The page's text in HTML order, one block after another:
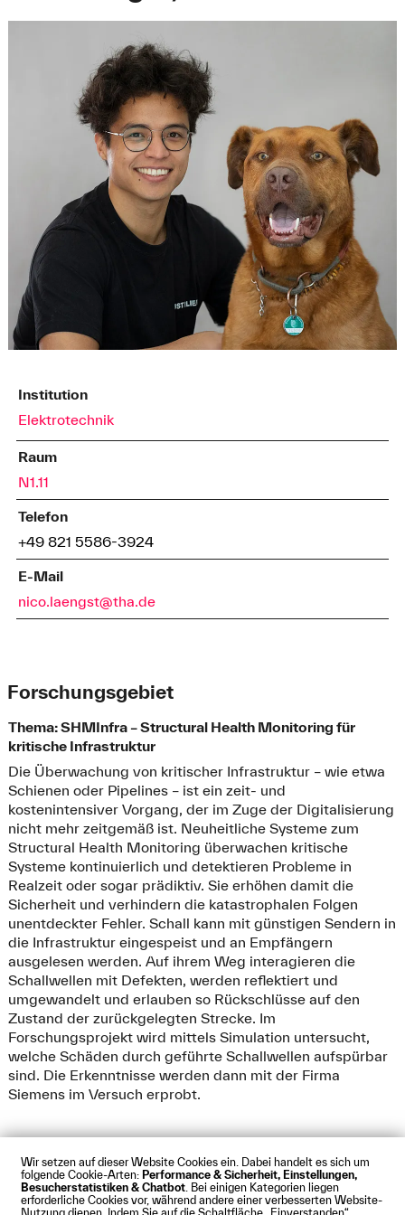
Wir setzen auf dieser Website Cookies ein. Dabei handelt es sich um
folgende Cookie-Arten: Performance & Sicherheit, Einstellungen,
Besucherstatistiken & Chatbot . Bei einigen Kategorien liegen
erforderliche Cookies vor, während andere einer verbesserten Website-
Nutzung dienen. Indem Sie auf die Schaltfläche „Einverstanden“
Institution
Elektrotechnik
Raum
N1.11
Telefon
+49 821 5586-3924
E-Mail
nico.laengst@tha.de
Forschungsgebiet
Thema: SHMInfra – Structural Health Monitoring für
kritische Infrastruktur
Die Überwachung von kritischer Infrastruktur – wie etwa
Schienen oder Pipelines – ist ein zeit- und
kostenintensiver Vorgang, der im Zuge der Digitalisierung
nicht mehr zeitgemäß ist. Neuheitliche Systeme zum
Structural Health Monitoring überwachen kritische
Systeme kontinuierlich und detektieren Probleme in
Realzeit oder sogar prädiktiv. Sie erhöhen damit die
Sicherheit und verhindern die katastrophalen Folgen
unentdeckter Fehler. Schall kann mit günstigen Sendern in
die Infrastruktur eingespeist und an Empfängern
ausgelesen werden. Auf ihrem Weg interagieren die
Schallwellen mit Defekten, werden reflektiert und
umgewandelt und erlauben so Rückschlüsse auf den
Zustand der zurückgelegten Strecke. Im
Forschungsprojekt wird mittels Simulation untersucht,
welche Schäden durch geführte Schallwellen aufspürbar
sind. Die Erkenntnisse werden dann mit der Firma
Siemens im Versuch erprobt.
Impressum Datenschutz Cookies
Barrierefreiheit
Kontakt Presse Anfahrt Intranet Webmail